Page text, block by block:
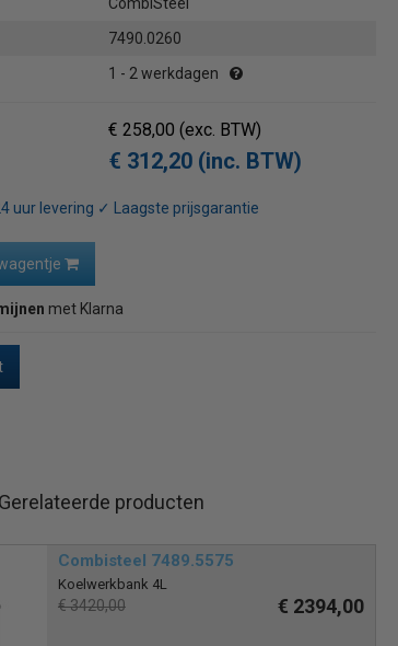
CombiSteel
7490.0260
1 - 2 werkdagen
€ 258,00(exc. BTW)
€ 312,20 (inc. BTW)
uur levering ✓ Laagste prijsgarantie
met Klarna
Gerelateerde producten
Combisteel 7489.5575
Koelwerkbank 4L
€ 3420,00 € 2394,00